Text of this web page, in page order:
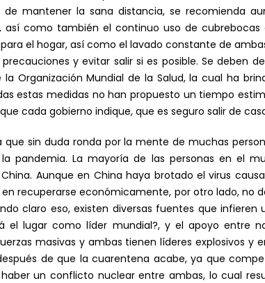
de mantener la sana distancia, se recomienda
como también el continuo uso de cubrebocas
el hogar, así como el lavado constante de
y evitar salir si es posible. Se deben
Organización Mundial de la Salud, la cual ha
estas medidas no han propuesto un tiempo
cada gobierno indique, que es seguro salir de
sin duda ronda por la mente de muchas
pandemia. La mayoría de las personas en el
China. Aunque en China haya brotado el virus
recuperarse económicamente, por otro lado, no
claro eso, existen diversas fuentes que
el lugar como líder mundial?, y el apoyo entre
masivas y ambas tienen líderes explosivos y
de que la cuarentena acabe, ya que
un conflicto nuclear entre ambas, lo cual